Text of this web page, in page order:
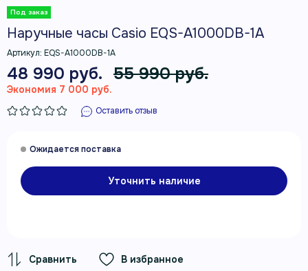
Наручные часы Casio EQS-A1000DB-1A
Артикул: EQS-A1000DB-1A
48 990 руб. 55 990 руб.
Экономия 7 000 руб.
Оставить отзыв
Уточнить наличие
В избранное